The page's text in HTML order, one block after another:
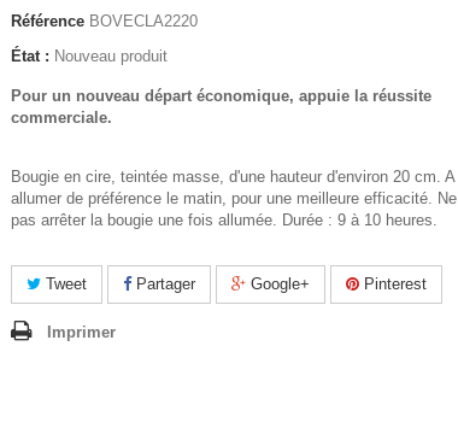
Référence BOVECLA2220
État : Nouveau produit
Pour un nouveau départ économique, appuie la réussite
commerciale.
Bougie en cire, teintée masse, d'une hauteur d'environ 20 cm. A
allumer de préférence le matin, pour une meilleure efficacité. Ne
pas arrêter la bougie une fois allumée. Durée : 9 à 10 heures.
Tweet Partager Google+ Pinterest
Imprimer